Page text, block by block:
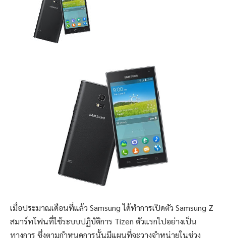
เมื่อประมาณเดือนที่แล้ว Samsung ได้ทำการเปิดตัว Samsung Z
สมาร์ทโฟนที่ใช้ระบบปฏิบัติการ Tizen ตัวแรกไปอย่างเป็น
ทางการ ซึ่งตามกำหนดการนั้นมีแผนที่จะวางจำหน่ายในช่วง